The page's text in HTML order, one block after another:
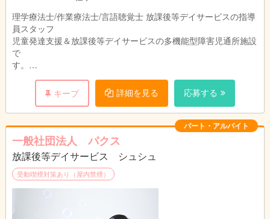
理学療法士/作業療法士/言語聴覚士 放課後等デイサービスの指導
員スタッフ
児童発達支援＆放課後等デイサービスの多機能型障害児通所施設
で
す。
原則親子で行う、児童発達支援＆放課後等デイサービスの多
機能障害者通所施設でのお仕事です。
指導に使用する教材は自社開発のものであり、ベテランスタ
ッフが指導方法などしっかりフォローします。指導経験や施
設での就業経験がなくても大丈夫です。
キープ 詳細を見る 応募する
パート・アルバイト
一般社団法人 パクス
放課後等デイサービス シュシュ
受動喫煙対策あり（屋内禁煙）